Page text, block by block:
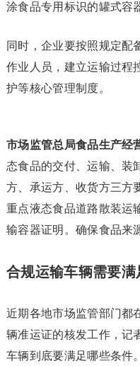
涂食品专用标识的罐式容
同时，企业要按照规定配
作业人员，建立运输过程
护等核心管理制度。
市场监管总局食品生产经
态食品的交付、运输、装
方、承运方、收货方三方
重点液态食品道路散装运
输容器证明。确保食品来
合规运输车辆需要满
近期各地市场监管部门都
辆准运证的核发工作，记
车辆到底要满足哪些条件。